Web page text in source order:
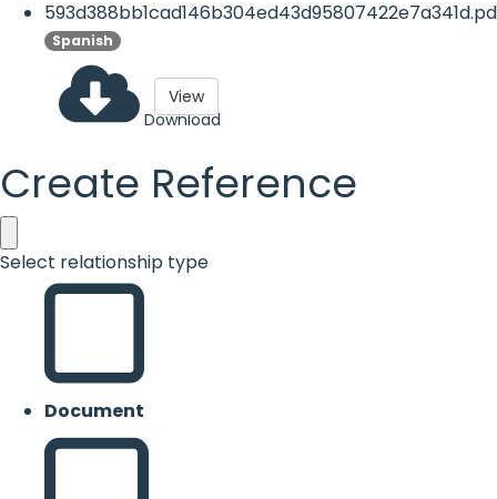
Spanish
Download
View
Create Reference
Select relationship type
Document